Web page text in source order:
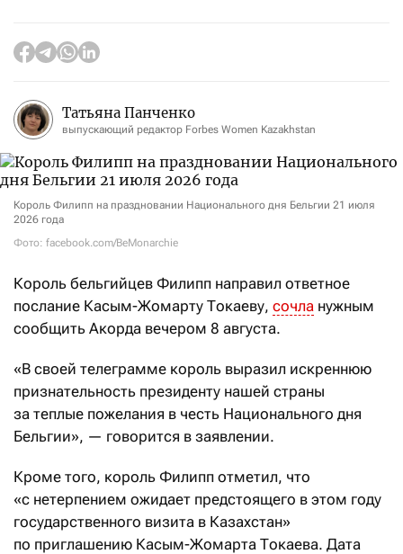
Татьяна Панченко
выпускающий редактор Forbes Women Kazakhstan
Король Филипп на праздновании Национального дня Бельгии 21 июля
2026 года
Фото: facebook.com/BeMonarchie
Король бельгийцев Филипп направил ответное
послание Касым-Жомарту Токаеву, сочла нужным
сообщить Акорда вечером 8 августа.
«В своей телеграмме король выразил искреннюю
признательность президенту нашей страны
за теплые пожелания в честь Национального дня
Бельгии», — говорится в заявлении.
Кроме того, король Филипп отметил, что
«с нетерпением ожидает предстоящего в этом году
государственного визита в Казахстан»
по приглашению Касым-Жомарта Токаева. Дата